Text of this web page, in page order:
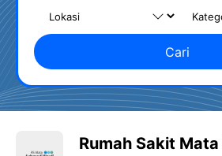
Cari
Rumah Sakit